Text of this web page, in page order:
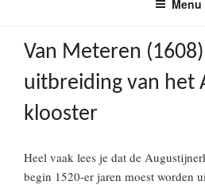
Menu
Van Meteren
uitbreiding van het
klooster
Heel vaak lees je dat de
begin 1520-er jaren moest worden